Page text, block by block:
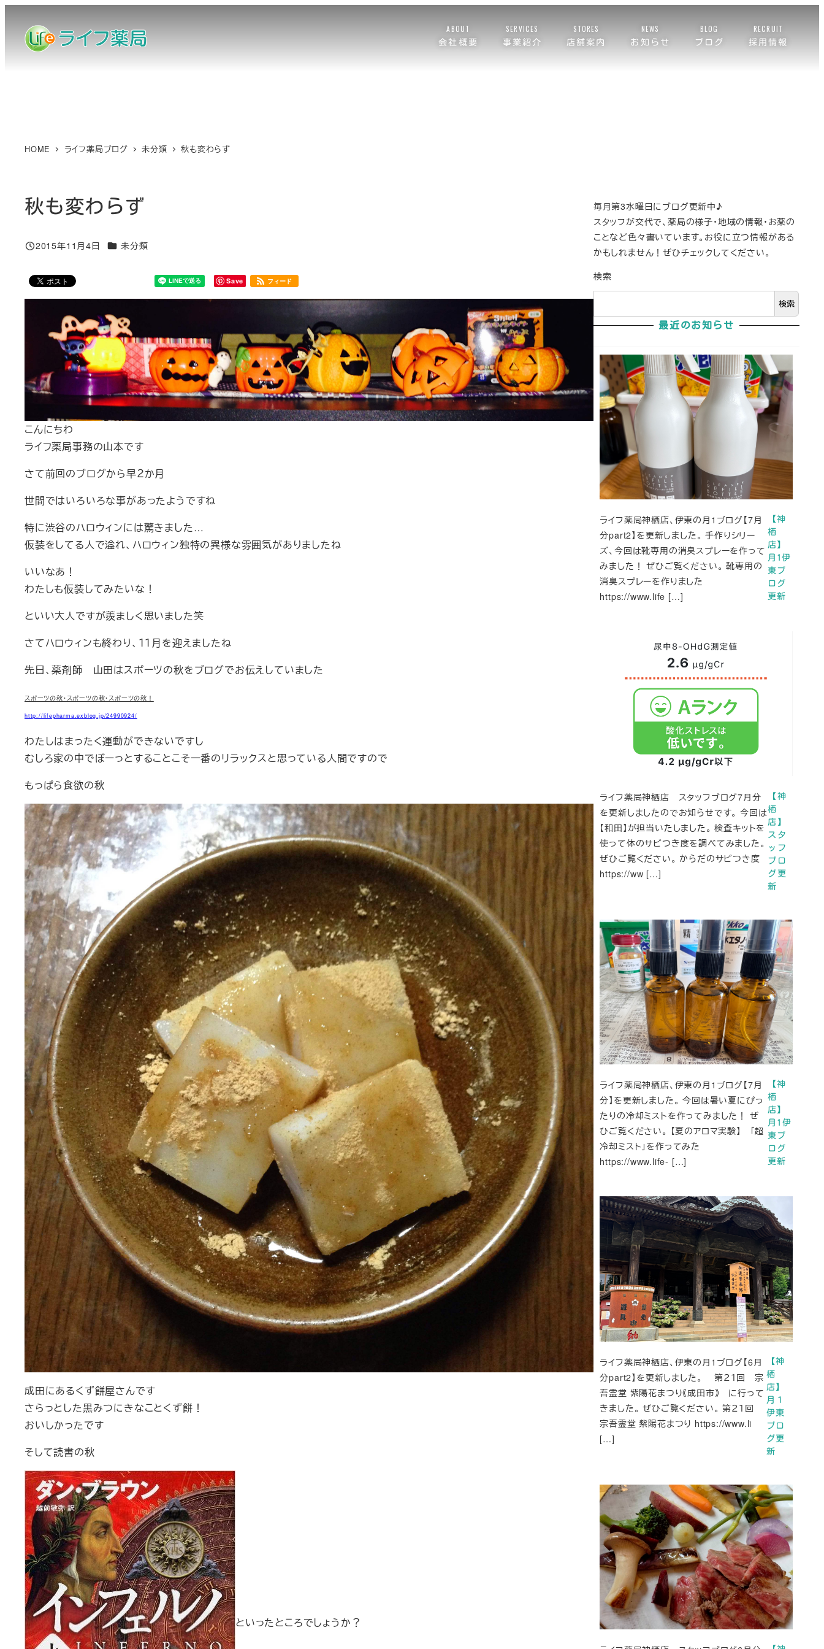
ABOUT
会社概要
SERVICES
事業紹介
STORES
店舗案内
NEWS
お知らせ
BLOG
ブログ
RECRUIT
採用情報
HOME ライフ薬局ブログ 未分類 秋も変わらず
秋も変わらず
投稿日
2015年11月4日 カテゴリー
未分類
Save フィード
こんにちわ
ライフ薬局事務の山本です
さて前回のブログから早２か月
世間ではいろいろな事があったようですね
特に渋谷のハロウィンには驚きました…
仮装をしてる人で溢れ、ハロウィン独特の異様な雰囲気がありましたね
いいなあ！
わたしも仮装してみたいな！
といい大人ですが羨ましく思いました笑
さてハロウィンも終わり、１１月を迎えましたね
先日、薬剤師 山田はスポーツの秋をブログでお伝えしていました
スポーツの秋・スポーツの秋・スポーツの秋！
http://lifepharma.exblog.jp/24990924/
わたしはまったく運動ができないですし
むしろ家の中でぼーっとすることこそ一番のリラックスと思っている人間ですので
もっぱら食欲の秋
成田にあるくず餅屋さんです
さらっとした黒みつにきなことくず餅！
おいしかったです
そして読書の秋
といったところでしょうか？
毎月第3水曜日にブログ更新中♪
スタッフが交代で、薬局の様子・地域の情報・お薬の
ことなど色々書いています。お役に立つ情報がある
かもしれません！ぜひチェックしてください。
検索
検索
最近のお知らせ
【神
栖
店】
月1伊
東ブ
ログ
更新
ライフ薬局神栖店、伊東の月1ブログ【7月
分part2】を更新しました。 手作りシリー
ズ、今回は靴専用の消臭スプレーを作って
みました！ ぜひご覧ください。 靴専用の
消臭スプレーを作りました
https://www.life […]
【神
栖
店】
スタ
ッフ
ブロ
グ更
新
ライフ薬局神栖店 スタッフブログ7月分
を更新しましたのでお知らせです。 今回は
【和田】が担当いたしました。 検査キットを
使って体のサビつき度を調べてみました。
ぜひご覧ください。 からだのサビつき度
https://ww […]
【神
栖
店】
月1伊
東ブ
ログ
更新
ライフ薬局神栖店、伊東の月1ブログ【7月
分】を更新しました。 今回は暑い夏にぴっ
たりの冷却ミストを作ってみました！ ぜ
ひご覧ください。 【夏のアロマ実験】 「超
冷却ミスト」を作ってみた
https://www.life- […]
【神
栖
店】
月１
伊東
ブロ
グ更
新
ライフ薬局神栖店、伊東の月1ブログ【6月
分part2】を更新しました。 第２１回 宗
吾霊堂 紫陽花まつり《成田市》 に行って
きました。 ぜひご覧ください。 第２１回
宗吾霊堂 紫陽花まつり https://www.li
[…]